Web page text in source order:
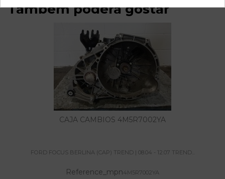
Também poderá gostar
CAJA CAMBIOS 4M5R7002YA
FORD FOCUS BERLINA (CAP) TREND | 08.04 - 12.07 TREND...
Reference_mpn4M5R7002YA